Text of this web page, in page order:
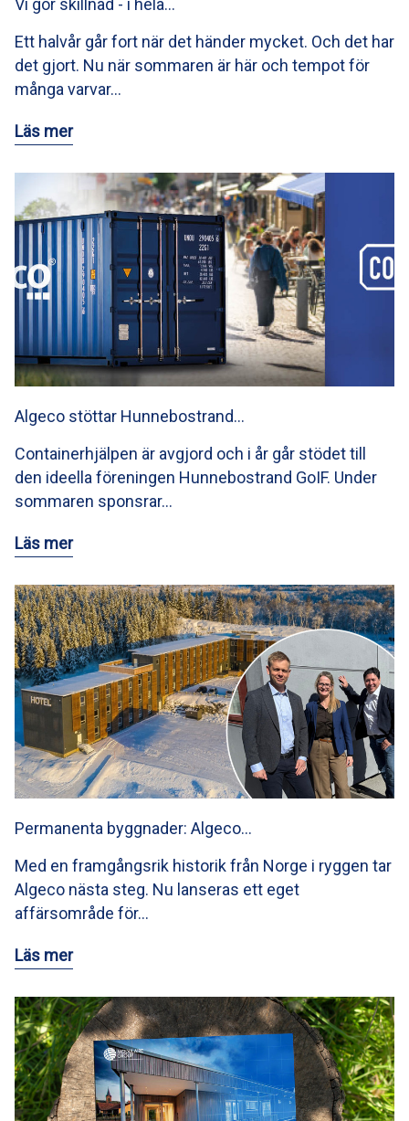
Vi gör skillnad - i hela…
Ett halvår går fort när det händer mycket. Och det har
det gjort. Nu när sommaren är här och tempot för
många varvar…
Läs mer
Algeco stöttar Hunnebostrand…
Containerhjälpen är avgjord och i år går stödet till
den ideella föreningen Hunnebostrand GoIF. Under
sommaren sponsrar…
Läs mer
Permanenta byggnader: Algeco…
Med en framgångsrik historik från Norge i ryggen tar
Algeco nästa steg. Nu lanseras ett eget
affärsområde för…
Läs mer